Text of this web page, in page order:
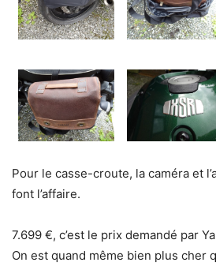
Pour le casse-croute, la caméra et
font l’affaire.
7.699 €, c’est le prix demandé par
On est quand même bien plus cher